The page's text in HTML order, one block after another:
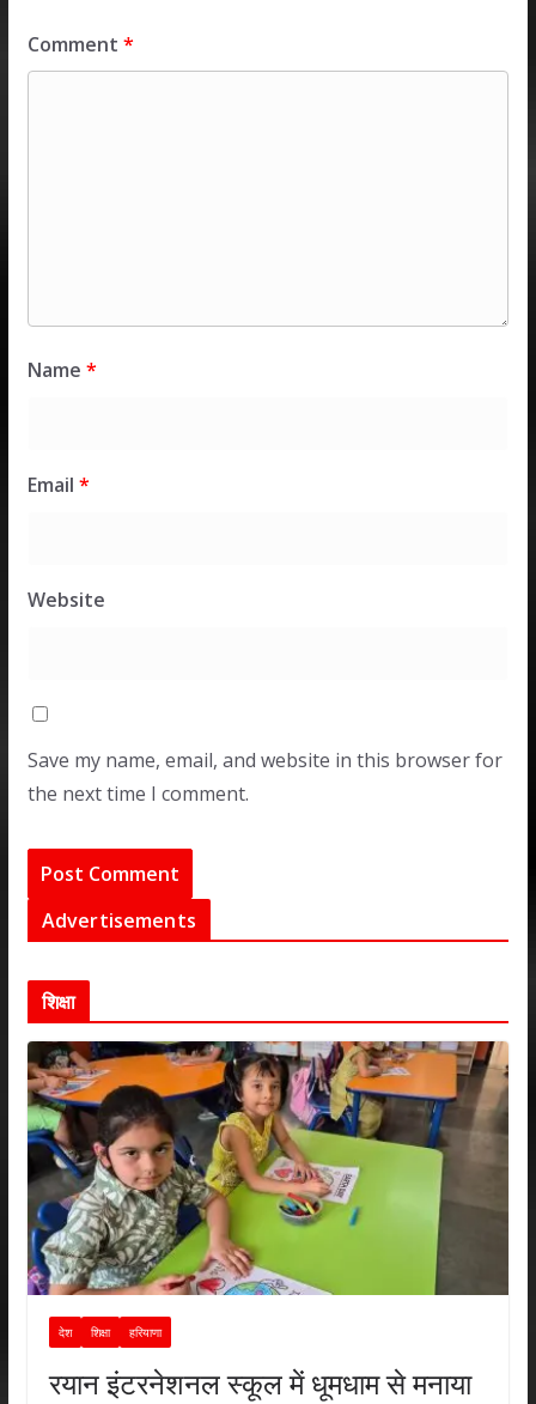
Comment *
Name *
Email *
Website
Save my name, email, and website in this browser for
the next time I comment.
Advertisements
शिक्षा
देश शिक्षा हरियाणा
रयान इंटरनेशनल स्कूल में धूमधाम से मनाया